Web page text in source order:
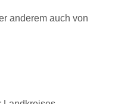
anderem auch von